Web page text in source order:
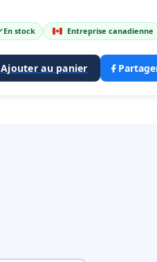
En stock Entreprise canadienne
Ajouter au panier